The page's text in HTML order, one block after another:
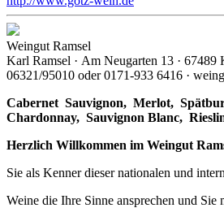
Weingut Ramsel
Karl Ramsel · Am Neugarten 13 · 67489
06321/95010 oder 0171-933 6416 ·
Cabernet Sauvignon, Merlot,
Chardonnay, Sauvignon Blanc,
Herzlich Willkommen im Weingut
Sie als Kenner dieser nationalen und
Weine die Ihre Sinne ansprechen und Sie